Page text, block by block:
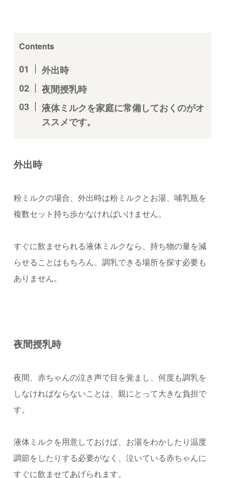
Contents
外出時
夜間授乳時
液体ミルクを家庭に常備しておくのがオ
ススメです。
外出時
粉ミルクの場合、外出時は粉ミルクとお湯、哺乳瓶を
複数セット持ち歩かなければいけません。
すぐに飲ませられる液体ミルクなら、持ち物の量を減
らせることはもちろん、調乳できる場所を探す必要も
ありません。
夜間授乳時
夜間、赤ちゃんの泣き声で目を覚まし、何度も調乳を
しなければならないことは、親にとって大きな負担で
す。
液体ミルクを用意しておけば、お湯をわかしたり温度
調節をしたりする必要がなく、泣いている赤ちゃんに
すぐに飲ませてあげられます。